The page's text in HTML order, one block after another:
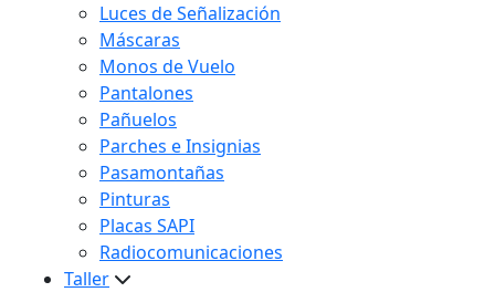
Luces de Señalización
Máscaras
Monos de Vuelo
Pantalones
Pañuelos
Parches e Insignias
Pasamontañas
Pinturas
Placas SAPI
Radiocomunicaciones
Taller